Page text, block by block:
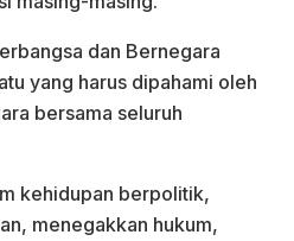
dan Bernegara
yang harus dipahami oleh
bersama seluruh
kehidupan berpolitik,
menegakkan hukum,